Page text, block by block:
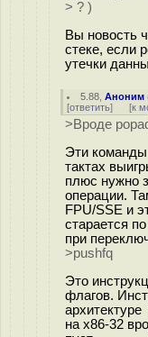
> ? )
Вы новость
стеке, если
утечки
5.88 ,Аноним
[ответить] [к
>Вроде
Эти
тактах
плюс нужно
операции.
FPU/SSE и
старается
при
>pushfq
Это
флагов.
на x86-32